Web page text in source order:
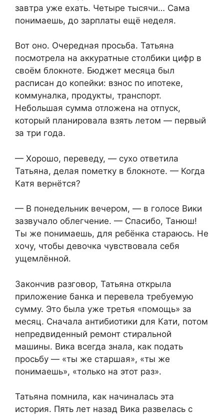
завтра уже ехать. Четыре тысячи… Сама
понимаешь, до зарплаты ещё неделя.
Вот оно. Очередная просьба. Татьяна
посмотрела на аккуратные столбики цифр в
своём блокноте. Бюджет месяца был
расписан до копейки: взнос по ипотеке,
коммуналка, продукты, транспорт.
Небольшая сумма отложена на отпуск,
который планировала взять летом — первый
за три года.
— Хорошо, переведу, — сухо ответила
Татьяна, делая пометку в блокноте. — Когда
Катя вернётся?
— В понедельник вечером, — в голосе Вики
зазвучало облегчение. — Спасибо, Танюш!
Ты же понимаешь, для ребёнка стараюсь. Не
хочу, чтобы девочка чувствовала себя
ущемлённой.
Закончив разговор, Татьяна открыла
приложение банка и перевела требуемую
сумму. Это была уже третья «помощь» за
месяц. Сначала антибиотики для Кати, потом
непредвиденный ремонт стиральной
машины. Вика всегда знала, как подать
просьбу — «ты же старшая», «ты же
понимаешь», «только на этот раз».
Татьяна помнила, как начиналась эта
история. Пять лет назад Вика развелась с